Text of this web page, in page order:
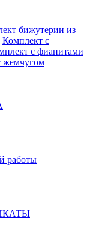
бижутерии из
Комплект с
с фианитами
жемчугом
работы